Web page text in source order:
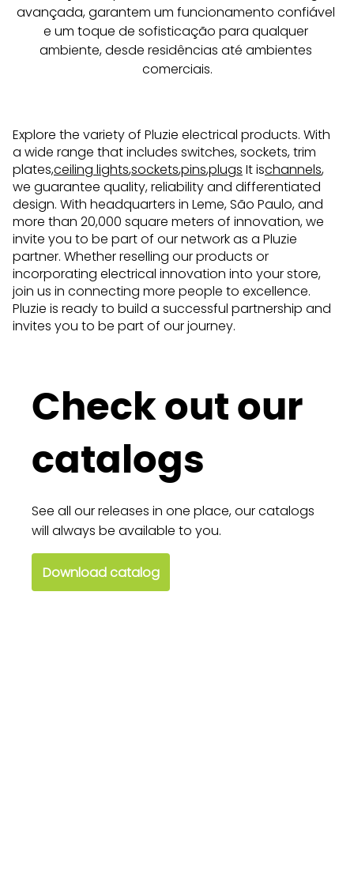
avançada, garantem um funcionamento confiável
e um toque de sofisticação para qualquer
ambiente, desde residências até ambientes
comerciais.
Explore the variety of Pluzie electrical products. With
a wide range that includes switches, sockets, trim
plates,ceiling lights,sockets,pins,plugs It ischannels,
we guarantee quality, reliability and differentiated
design. With headquarters in Leme, São Paulo, and
more than 20,000 square meters of innovation, we
invite you to be part of our network as a Pluzie
partner. Whether reselling our products or
incorporating electrical innovation into your store,
join us in connecting more people to excellence.
Pluzie is ready to build a successful partnership and
invites you to be part of our journey.
Check out our
catalogs
See all our releases in one place, our catalogs
will always be available to you.
Download catalog